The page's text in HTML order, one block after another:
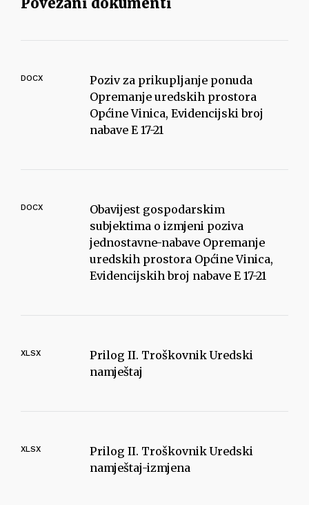
DOCX
Poziv za prikupljanje ponuda
Opremanje uredskih prostora
Općine Vinica, Evidencijski broj
nabave E 17-21
DOCX
Obavijest gospodarskim
subjektima o izmjeni poziva
jednostavne-nabave Opremanje
uredskih prostora Općine Vinica,
Evidencijskih broj nabave E 17-21
XLSX
Prilog II. Troškovnik Uredski
namještaj
XLSX
Prilog II. Troškovnik Uredski
namještaj-izmjena